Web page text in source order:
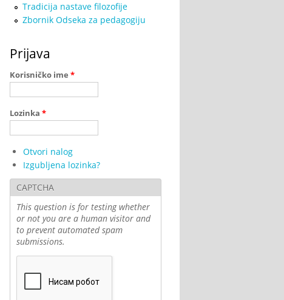
Tradicija nastave filozofije
Zbornik Odseka za pedagogiju
Prijava
Korisničko ime *
Lozinka *
Otvori nalog
Izgubljena lozinka?
CAPTCHA
This question is for testing whether
or not you are a human visitor and
to prevent automated spam
submissions.